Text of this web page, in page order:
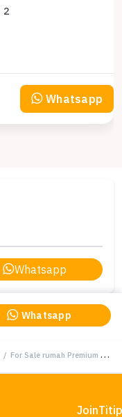
2
Whatsapp
Whatsapp
Whatsapp
/ For Sale rumah Premium di Pleburan, Semarang - LT 349m²
Join